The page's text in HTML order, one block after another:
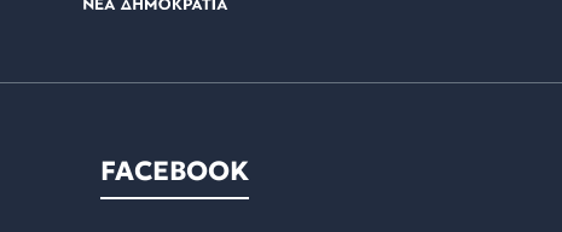
FACEBOOK